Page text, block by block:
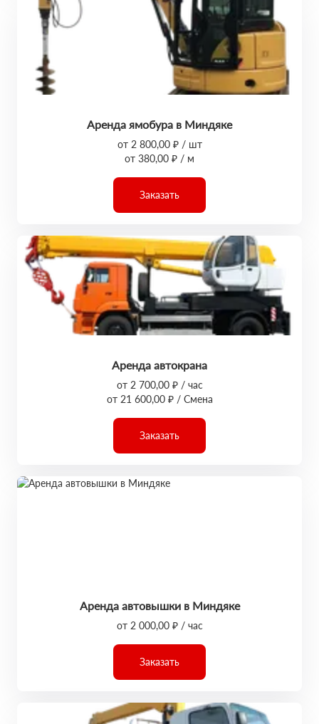
Аренда ямобура в Миндяке
от 2 800,00 ₽ / шт
от 380,00 ₽ / м
Заказать
Аренда автокрана
от 2 700,00 ₽ / час
от 21 600,00 ₽ / Смена
Заказать
Аренда автовышки в Миндяке
от 2 000,00 ₽ / час
Заказать